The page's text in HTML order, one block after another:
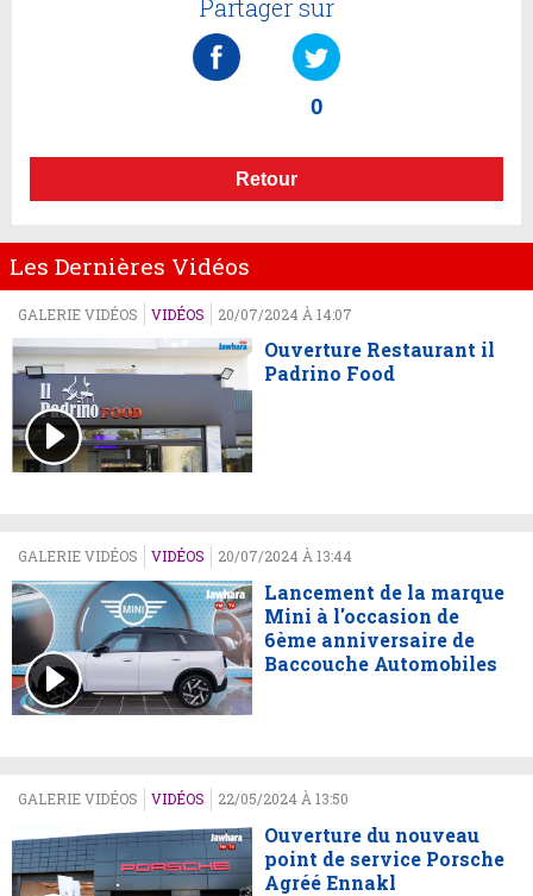
Partager sur
0
Retour
Les Dernières Vidéos
GALERIE VIDÉOS VIDÉOS 20/07/2024 À 14:07
Ouverture Restaurant il
Padrino Food
GALERIE VIDÉOS VIDÉOS 20/07/2024 À 13:44
Lancement de la marque
Mini à l'occasion de
6ème anniversaire de
Baccouche Automobiles
GALERIE VIDÉOS VIDÉOS 22/05/2024 À 13:50
Ouverture du nouveau
point de service Porsche
Agréé Ennakl